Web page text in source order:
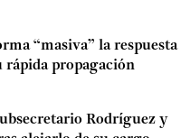
“masiva” la respuesta
rápida propagación
Rodríguez y